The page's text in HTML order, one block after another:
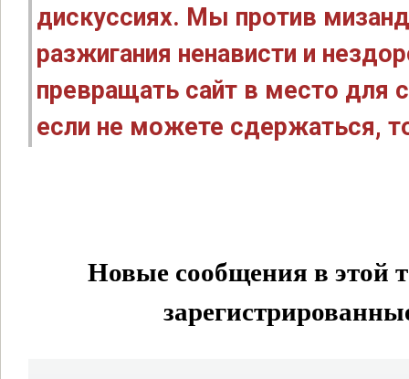
дискуссиях. Мы против
разжигания ненависти и
превращать сайт в место для
если не можете сдержаться,
Новые сообщения в этой